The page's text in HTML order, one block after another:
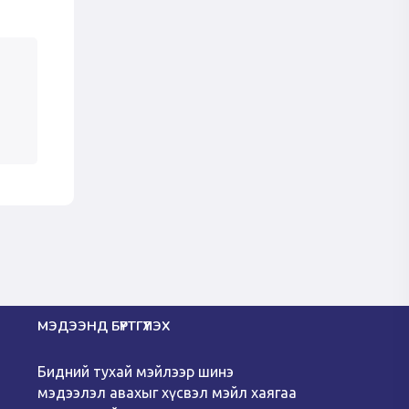
МЭДЭЭНД БҮРТГҮҮЛЭХ
Бидний тухай мэйлээр шинэ
мэдээлэл авахыг хүсвэл мэйл хаягаа